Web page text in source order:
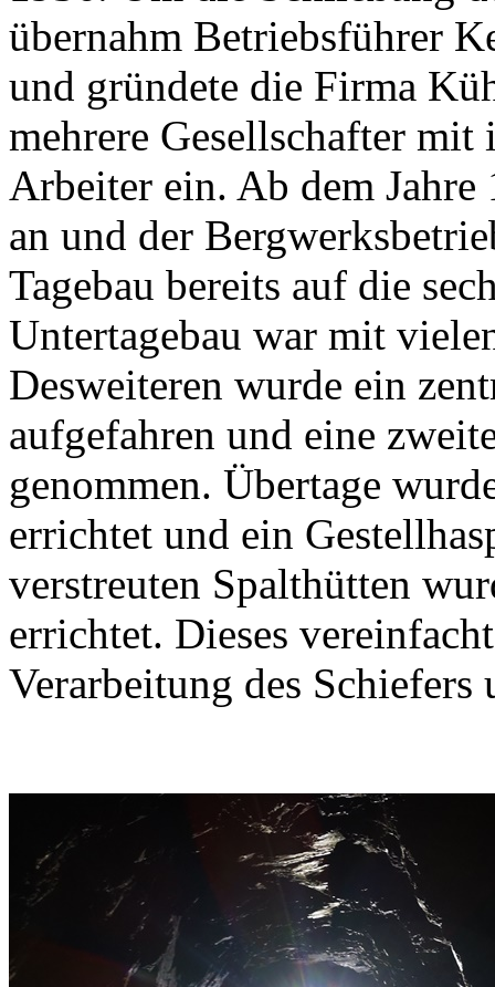
übernahm Betriebsführer
und gründete die Firma
mehrere Gesellschafter
Arbeiter ein. Ab dem
an und der
Tagebau bereits auf die
Untertagebau war mit
Desweiteren wurde ein
aufgefahren und eine
genommen. Übertage
errichtet und ein
verstreuten Spalthütten
errichtet. Dieses
Verarbeitung des Schiefers